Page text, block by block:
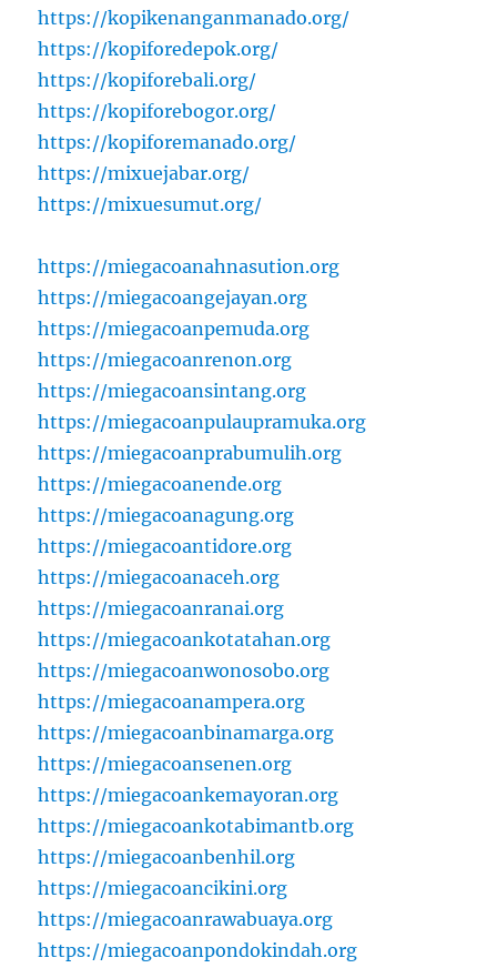
https://kopikenanganmanado.org/
https://kopiforedepok.org/
https://kopiforebali.org/
https://kopiforebogor.org/
https://kopiforemanado.org/
https://mixuejabar.org/
https://mixuesumut.org/
https://miegacoanahnasution.org
https://miegacoangejayan.org
https://miegacoanpemuda.org
https://miegacoanrenon.org
https://miegacoansintang.org
https://miegacoanpulaupramuka.org
https://miegacoanprabumulih.org
https://miegacoanende.org
https://miegacoanagung.org
https://miegacoantidore.org
https://miegacoanaceh.org
https://miegacoanranai.org
https://miegacoankotatahan.org
https://miegacoanwonosobo.org
https://miegacoanampera.org
https://miegacoanbinamarga.org
https://miegacoansenen.org
https://miegacoankemayoran.org
https://miegacoankotabimantb.org
https://miegacoanbenhil.org
https://miegacoancikini.org
https://miegacoanrawabuaya.org
https://miegacoanpondokindah.org